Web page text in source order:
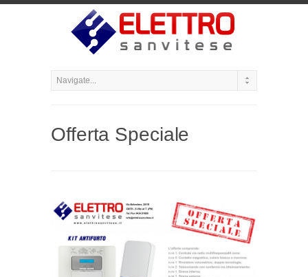
Offerta Speciale